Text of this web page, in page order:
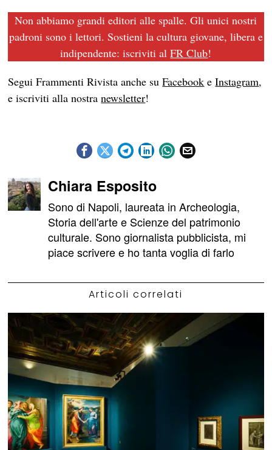
Non abbiamo grandi editori alle spalle. Gli unici nostri
padroni sono i lettori. Sostieni la cultura giovane, libera e
indipendente: iscriviti alFR Club!
Segui Frammenti Rivista anche suFacebook eInstagram,
e iscriviti alla nostranewsletter!
Chiara Esposito
Sono di Napoli, laureata in Archeologia,
Storia dell'arte e Scienze del patrimonio
culturale. Sono giornalista pubblicista, mi
piace scrivere e ho tanta voglia di farlo
Articoli correlati